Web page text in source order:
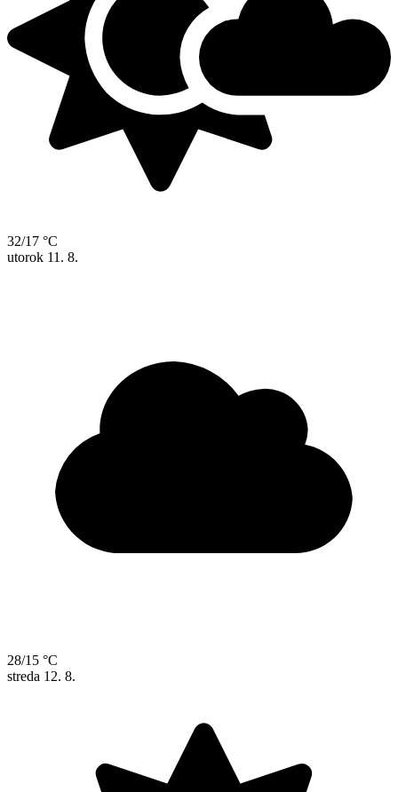
32/17 °C
utorok 11. 8.
28/15 °C
streda 12. 8.